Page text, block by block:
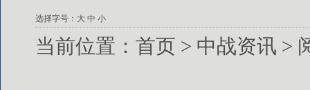
选择字号： 大 中 小
当前位置： 首页 > 中战资讯 >